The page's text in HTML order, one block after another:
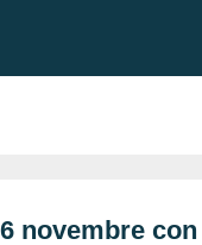
novembre